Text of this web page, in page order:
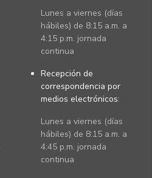
Lunes a viernes (días
hábiles) de 8:15 a.m. a
4:15 p.m. jornada
continua
Recepción de
correspondencia por
medios electrónicos:
Lunes a viernes (días
hábiles) de 8:15 a.m. a
4:45 p.m. jornada
continua